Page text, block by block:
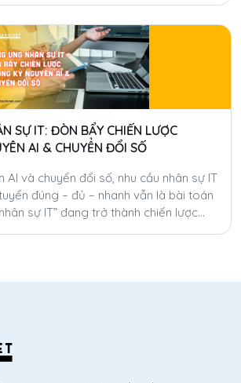
SỰ IT: ĐÒN BẨY CHIẾN LƯỢC
AI & CHUYỂN ĐỔI SỐ
và chuyển đổi số, nhu cầu nhân sự IT
đúng – đủ – nhanh vẫn là bài toán
sự IT” đang trở thành chiến lược